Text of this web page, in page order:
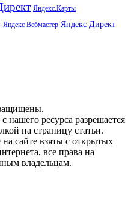
Яндекс.Карты
Яндекс Вебмастер Яндекс Директ
нашего ресурса разрешается
на страницу статьи.
сайте взяты с открытых
все права на
владельцам.